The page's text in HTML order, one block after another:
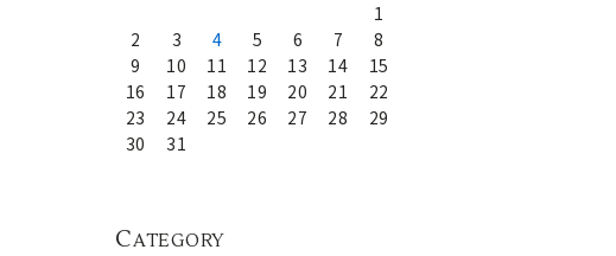
1
2
3 4 5 6 7
8
9
10 11 12 13 14
15
16
17 18 19 20 21
22
23
24 25 26 27 28
29
30
31
CATEGORY